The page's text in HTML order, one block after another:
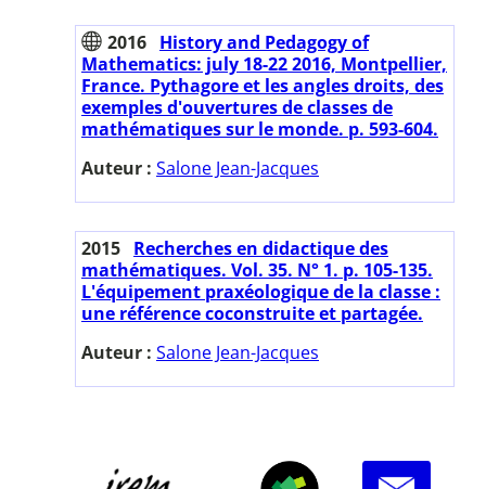
2016 History and Pedagogy of
Mathematics: july 18-22 2016, Montpellier,
France. Pythagore et les angles droits, des
exemples d'ouvertures de classes de
mathématiques sur le monde. p. 593-604.
Auteur : Salone Jean-Jacques
2015 Recherches en didactique des
mathématiques. Vol. 35. N° 1. p. 105-135.
L'équipement praxéologique de la classe :
une référence coconstruite et partagée.
Auteur : Salone Jean-Jacques